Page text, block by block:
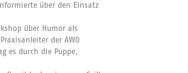
über den Einsatz
über Humor als
der AWO
es durch die Puppe,